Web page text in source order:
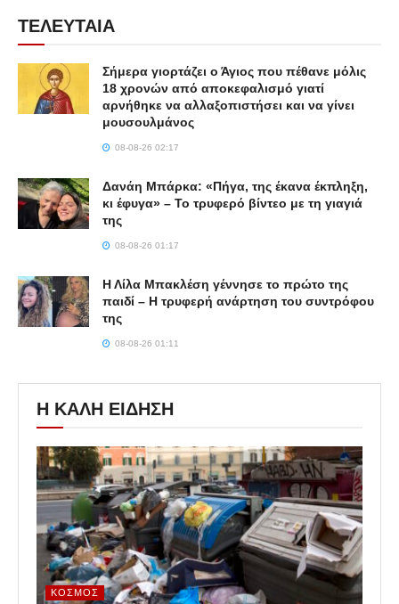
ΤΕΛΕΥΤΑΙΑ
Σήμερα γιορτάζει ο Άγιος που πέθανε μόλις
18 χρονών από αποκεφαλισμό γιατί
αρνήθηκε να αλλαξοπιστήσει και να γίνει
μουσουλμάνος
08-08-26 02:17
Δανάη Μπάρκα: «Πήγα, της έκανα έκπληξη,
κι έφυγα» – Το τρυφερό βίντεο με τη γιαγιά
της
08-08-26 01:17
Η Λίλα Μπακλέση γέννησε το πρώτο της
παιδί – Η τρυφερή ανάρτηση του συντρόφου
της
08-08-26 01:11
Η ΚΑΛΗ ΕΙΔΗΣΗ
ΚΌΣΜΟΣ